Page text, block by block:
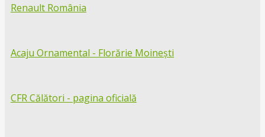
Renault România
Acaju Ornamental - Florărie Moinești
CFR Călători - pagina oficială